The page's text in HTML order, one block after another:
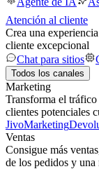
Atención al cliente
Crea una
cliente excepcional
Chat para sitios
Todos los canales
Marketing
Transforma el tráfico
clientes potenciales
JivoMarketing
Ventas
Consigue más
de los pedidos y una